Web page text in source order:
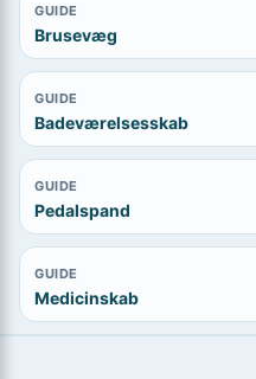
GUIDE
Brusevæg
GUIDE
Badeværelsesskab
GUIDE
Pedalspand
GUIDE
Medicinskab